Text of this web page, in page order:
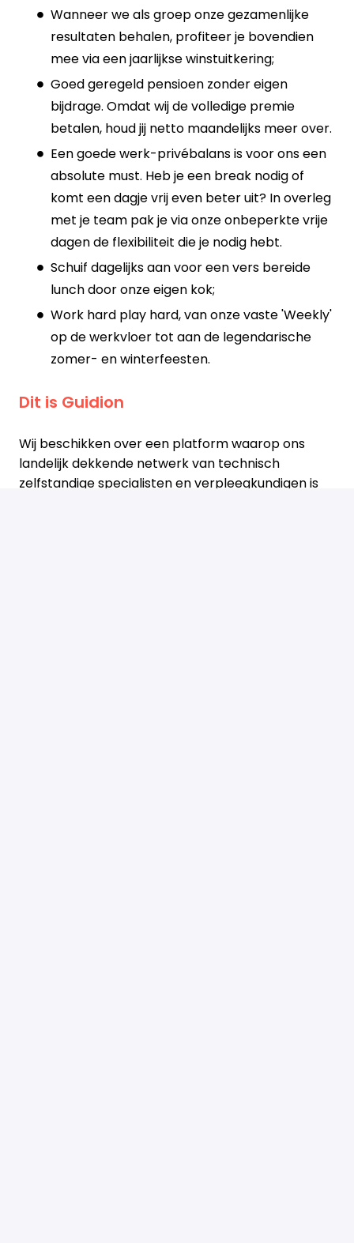
Wanneer we als groep onze gezamenlijke
resultaten behalen, profiteer je bovendien
mee via een jaarlijkse winstuitkering;
Goed geregeld pensioen zonder eigen
bijdrage. Omdat wij de volledige premie
betalen, houd jij netto maandelijks meer over.
Een goede werk-privébalans is voor ons een
absolute must. Heb je een break nodig of
komt een dagje vrij even beter uit? In overleg
met je team pak je via onze onbeperkte vrije
dagen de flexibiliteit die je nodig hebt.
Schuif dagelijks aan voor een vers bereide
lunch door onze eigen kok;
Work hard play hard, van onze vaste 'Weekly'
op de werkvloer tot aan de legendarische
zomer- en winterfeesten.
Dit is Guidion
Wij beschikken over een platform waarop ons
landelijk dekkende netwerk van technisch
zelfstandige specialisten en verpleegkundigen is